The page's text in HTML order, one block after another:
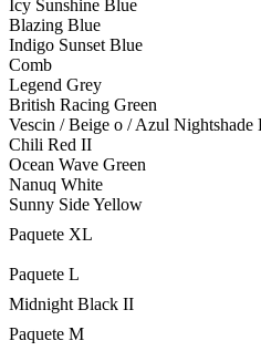
Icy Sunshine Blue
Blazing Blue
Indigo Sunset Blue
Comb
Legend Grey
British Racing Green
Vescin / Beige o / Azul
Chili Red II
Ocean Wave Green
Nanuq White
Sunny Side Yellow
Paquete XL
Paquete L
Midnight Black II
Paquete M